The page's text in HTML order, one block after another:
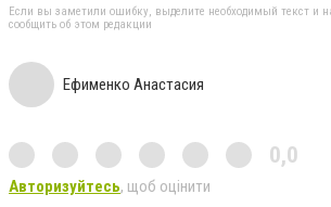
Если вы заметили ошибку, выделите необходимый текст и
сообщить об этом редакции
Ефименко Анастасия
0,0
Авторизуйтесь, щоб оцінити